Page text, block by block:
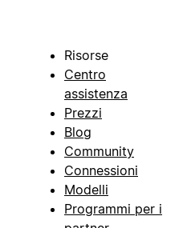
Risorse
Centro
assistenza
Prezzi
Blog
Community
Connessioni
Modelli
Programmi per i